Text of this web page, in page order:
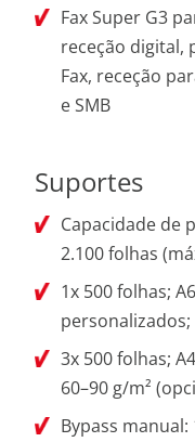
Fax Super G3
receção digital,
Fax, receção
e SMB
Suportes
Capacidade de
2.100 folhas
1x 500 folhas;
personalizados;
3x 500 folhas;
60–90 g/m²
Bypass manual: